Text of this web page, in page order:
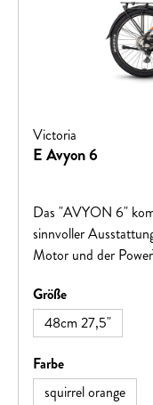
Victoria
E Avyon 6
Das "AVYON 6"
sinnvoller
Motor und der
wie Tourenwahl und
hydraulischen
Kettenschaltung ist
Größeauswählen
48cm 27,5"
Farbeauswählen
squirrel orange